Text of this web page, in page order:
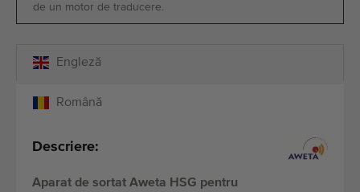
de un motor de traducere.
Română
Engleză
Descriere:
Aparat de sortat Aweta HSG pentru